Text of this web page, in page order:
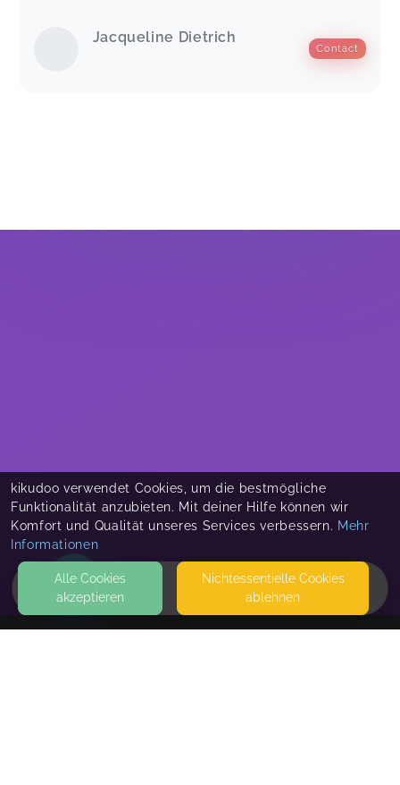
HOME
Jacqueline Dietrich
Contact
kikudoo verwendet Cookies, um die bestmögliche
Funktionalität anzubieten. Mit deiner Hilfe können wir
Komfort und Qualität unseres Services verbessern. Mehr
Informationen
Alle Cookies
akzeptieren
Nicht­essentielle Cookies
ablehnen